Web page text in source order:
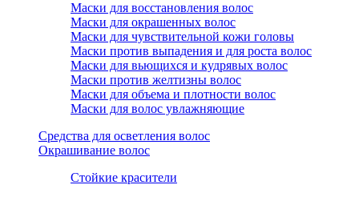
Маски для восстановления волос
Маски для окрашенных волос
Маски для чувствительной кожи головы
Маски против выпадения и для роста волос
Маски для вьющихся и кудрявых волос
Маски против желтизны волос
Маски для объема и плотности волос
Маски для волос увлажняющие
Средства для осветления волос
Окрашивание волос
Стойкие красители